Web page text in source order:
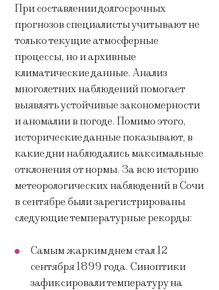
При составлении долгосрочных
прогнозов специалисты учитывают не
только текущие атмосферные
процессы, но и архивные
климатические данные. Анализ
многолетних наблюдений помогает
выявлять устойчивые закономерности
и аномалии в погоде. Помимо этого,
исторические данные показывают, в
какие дни наблюдались максимальные
отклонения от нормы. За всю историю
метеорологических наблюдений в Сочи
в сентябре были зарегистрированы
следующие температурные рекорды:
Самым жарким днем стал 12
сентября 1899 года. Синоптики
зафиксировали температуру на